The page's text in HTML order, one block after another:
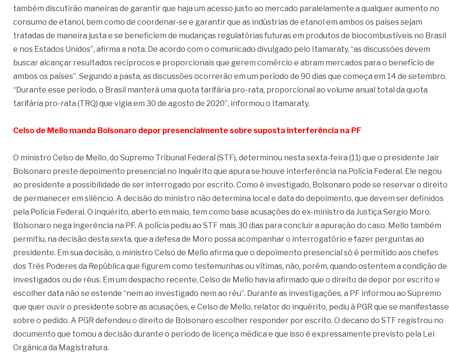
também discutirão maneiras de garantir que haja um acesso justo ao mercado paralelamente a qualquer aumento no
consumo de etanol, bem como de coordenar-se e garantir que as indústrias de etanol em ambos os países sejam
tratadas de maneira justa e se beneficiem de mudanças regulatórias futuras em produtos de biocombustíveis no Brasil
e nos Estados Unidos”, afirma a nota. De acordo com o comunicado divulgado pelo Itamaraty, “as discussões devem
buscar alcançar resultados recíprocos e proporcionais que gerem comércio e abram mercados para o benefício de
ambos os países”. Segundo a pasta, as discussões ocorrerão em um período de 90 dias que começa em 14 de setembro.
“Durante esse período, o Brasil manterá uma quota tarifária pro-rata, proporcional ao volume anual total da quota
tarifária pro-rata (TRQ) que vigia em 30 de agosto de 2020”, informou o Itamaraty.
Celso de Mello manda Bolsonaro depor presencialmente sobre suposta interferência na PF
O ministro Celso de Mello, do Supremo Tribunal Federal (STF), determinou nesta sexta-feira (11) que o presidente Jair
Bolsonaro preste depoimento presencial no inquérito que apura se houve interferência na Polícia Federal. Ele negou
ao presidente a possibilidade de ser interrogado por escrito. Como é investigado, Bolsonaro pode se reservar o direito
de permanecer em silêncio. A decisão do ministro não determina local e data do depoimento, que devem ser definidos
pela Polícia Federal. O inquérito, aberto em maio, tem como base acusações do ex-ministro da Justiça Sergio Moro.
Bolsonaro nega ingerência na PF. A polícia pediu ao STF mais 30 dias para concluir a apuração do caso. Mello também
permitiu, na decisão desta sexta, que a defesa de Moro possa acompanhar o interrogatório e fazer perguntas ao
presidente. Em sua decisão, o ministro Celso de Mello afirma que o depoimento presencial só é permitido aos chefes
dos Três Poderes da República que figurem como testemunhas ou vítimas, não, porém, quando ostentem a condição de
investigados ou de réus. Em um despacho recente, Celso de Mello havia afirmado que o direito de depor por escrito e
escolher data não se estende “nem ao investigado nem ao réu”. Durante as investigações, a PF informou ao Supremo
que quer ouvir o presidente sobre as acusações, e Celso de Mello, relator do inquérito, pediu à PGR que se manifestasse
sobre o pedido. A PGR defendeu o direito de Bolsonaro escolher responder por escrito. O decano do STF registrou no
documento que tomou a decisão durante o período de licença médica e que isso é expressamente previsto pela Lei
Orgânica da Magistratura.